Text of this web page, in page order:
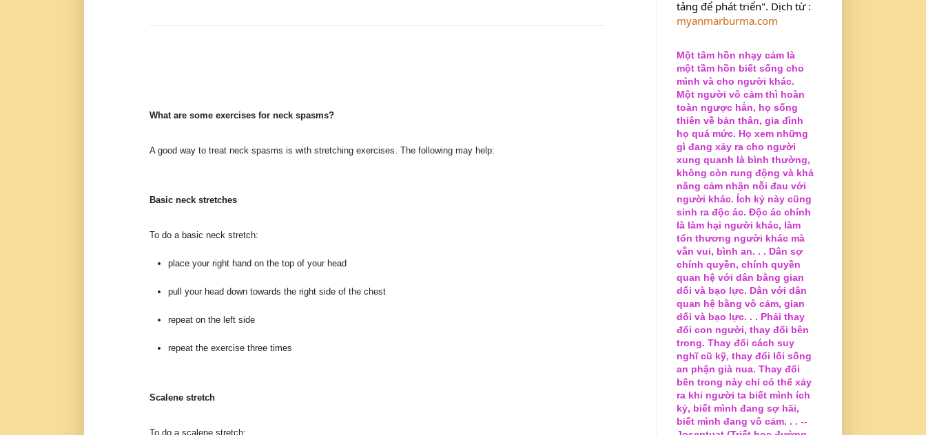
What are some exercises for neck spasms?
A good way to treat neck spasms is with stretching exercises. The following may help:
Basic neck stretches
To do a basic neck stretch:
place your right hand on the top of your head
pull your head down towards the right side of the chest
repeat on the left side
repeat the exercise three times
Scalene stretch
To do a scalene stretch:
myanmarburma.com
Một tâm hồn nhạy cảm là
một tầm hồn biết sống cho
mình và cho người khác.
Một người vô cảm thì hoàn
toàn ngược hẳn, họ sống
thiên về bản thân, gia đình
họ quá mức. Họ xem những
gì đang xảy ra cho người
xung quanh là bình thường,
không còn rung động và khả
năng cảm nhận nỗi đau với
người khác. Ích kỷ này cũng
sinh ra độc ác. Độc ác chính
là làm hại người khác, làm
tổn thương người khác mà
vẫn vui, bình an. . . Dân sợ
chính quyền, chính quyền
quan hệ với dân bằng gian
dối và bạo lực. Dân với dân
quan hệ bằng vô cảm, gian
dối và bạo lực. . . Phải thay
đổi con người, thay đổi bên
trong. Thay đổi cách suy
nghĩ cũ kỹ, thay đổi lối sống
an phận già nua. Thay đổi
bên trong này chỉ có thể xảy
ra khi người ta biết mình ích
kỷ, biết mình đang sợ hãi,
biết mình đang vô cảm. . . --